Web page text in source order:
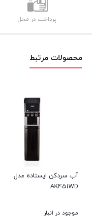
پرداخت در محل
محصولات مرتبط
مدل
آب سرد